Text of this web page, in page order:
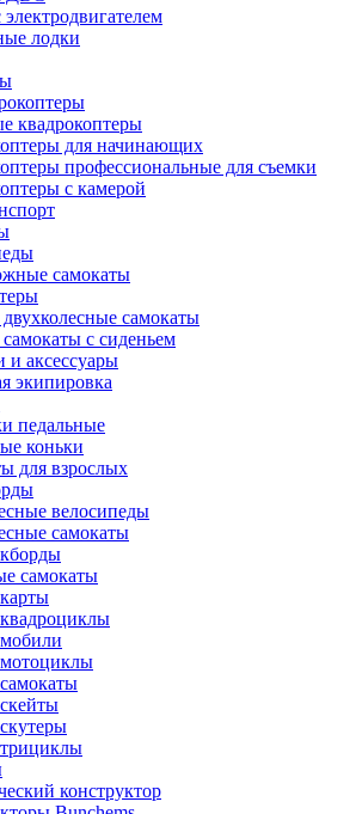
электродвигателем
лодки
квадрокоптеры
для начинающих
профессиональные для съемки
с камерой
самокаты
самокаты
с сиденьем
и аксессуары
экипировка
педальные
коньки
для взрослых
велосипеды
самокаты
самокаты
конструктор